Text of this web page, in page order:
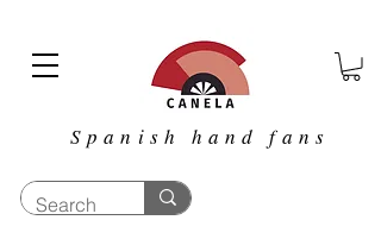
Spanish hand fans